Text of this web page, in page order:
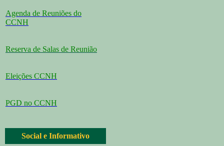
Agenda de Reuniões do
CCNH
Reserva de Salas de Reunião
Eleições CCNH
PGD no CCNH
Social e Informativo